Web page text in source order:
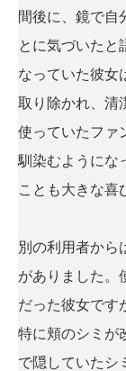
間後に、鏡で自
とに気づいたと
なっていた彼女
取り除かれ、清
使っていたファ
馴染むようにな
ことも大きな喜
別の利用者から
がありました。
だった彼女です
特に頬のシミが
で隠していたシ